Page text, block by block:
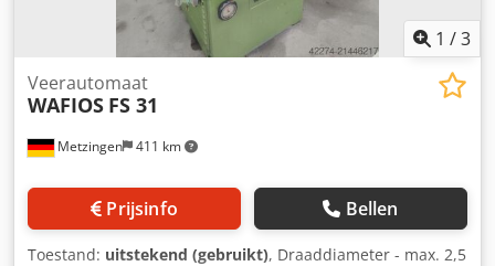
1 /3
Metzingen 411 km
Veerautomaat
WAFIOS FS 31
Prijsinfo Bellen
Toestand: uitstekend (gebruikt), Draaddiameter - max. 2,5